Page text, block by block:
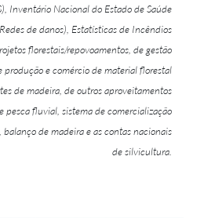
Inventário Nacional do Estado de Saúde
de danos), Estatísticas de Incêndios
florestais/repovoamentos, de gestão
produção e comércio de material florestal
de madeira, de outros aproveitamentos
pesca fluvial, sistema de comercialização
de madeira e as contas nacionais
de silvicultura.